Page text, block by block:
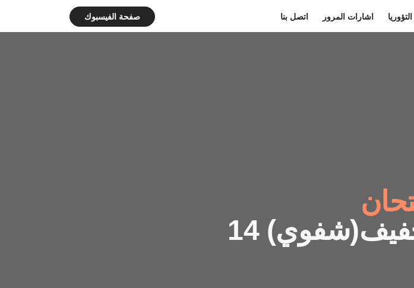
اشارات المرور اتصل بنا صفحة الفيسبوك
14